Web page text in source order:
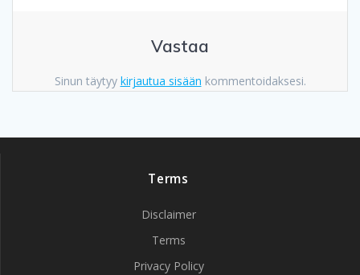
Vastaa
Sinun täytyy kirjautua sisään kommentoidaksesi.
Terms
Disclaimer
Terms
Privacy Policy